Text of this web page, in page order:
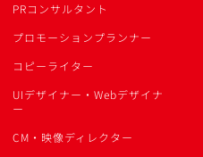
PRコンサルタント
プロモーションプランナー
コピーライター
UIデザイナー・Webデザイナ
ー
CM・映像ディレクター